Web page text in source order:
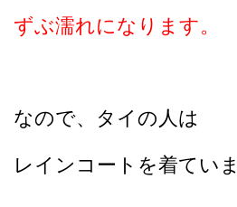
ずぶ濡れになります。
なので、タイの人は
レインコートを着ていま